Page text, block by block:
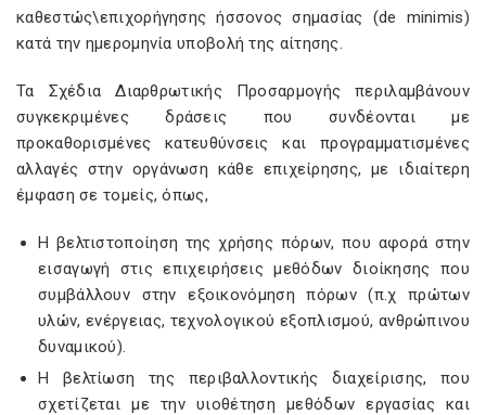
καθεστώς\επιχορήγησης ήσσονος σημασίας (de minimis)
κατά την ημερομηνία υποβολή της αίτησης.
Τα Σχέδια Διαρθρωτικής Προσαρμογής περιλαμβάνουν
συγκεκριμένες δράσεις που συνδέονται με
προκαθορισμένες κατευθύνσεις και προγραμματισμένες
αλλαγές στην οργάνωση κάθε επιχείρησης, με ιδιαίτερη
έμφαση σε τομείς, όπως,
Η βελτιστοποίηση της χρήσης πόρων, που αφορά στην
εισαγωγή στις επιχειρήσεις μεθόδων διοίκησης που
συμβάλλουν στην εξοικονόμηση πόρων (π.χ πρώτων
υλών, ενέργειας, τεχνολογικού εξοπλισμού, ανθρώπινου
δυναμικού).
Η βελτίωση της περιβαλλοντικής διαχείρισης, που
σχετίζεται με την υιοθέτηση μεθόδων εργασίας και